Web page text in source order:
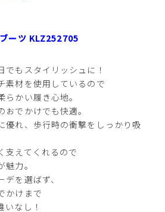
ーツ KLZ252705
もスタイリッシュに！
素材を使用しているので
かい履き心地。
でかけでも快適。
優れ、歩行時の衝撃をしっかり吸
支えてくれるので
力。
を選ばず、
かけまで
いなし！